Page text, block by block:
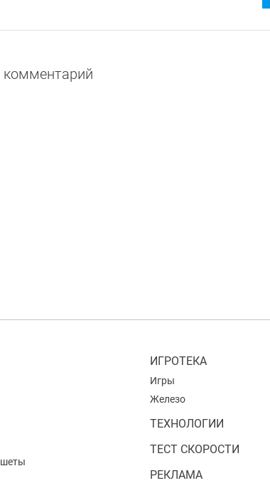
комментарий
ИГРОТЕКА
Игры
Железо
ТЕХНОЛОГИИ
ТЕСТ СКОРОСТИ
РЕКЛАМА